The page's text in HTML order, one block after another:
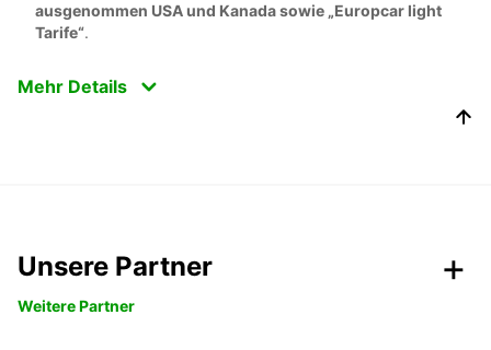
ausgenommen USA und Kanada sowie „Europcar light
Tarife“.
Mehr Details
Unsere Partner
Weitere Partner